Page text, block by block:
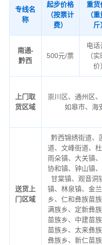
专线名
称
起步价格
（按票计
费）
重货
（
斤
南通-
黔西
500元/票
电话
（
价
上门取
货区域
崇川区、通州区
如皋市、海
送货上
门区域
黔西锦绣街道、
道、文峰街道、
雨朵镇、大关镇
协和镇、钟山镇
甘棠镇、观音洞
镇、林泉镇、金
乡、仁和彝族苗
满族乡、定新彝
苗族乡、中建苗
苗族乡、太来彝
彝族乡、新仁苗